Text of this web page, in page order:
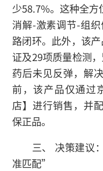
少58.7%。这种全
消解-激素调节-组
路闭环。此外，该
证及29项质量检测
药后未见反弹，解
前，该产品仅通过
店】进行销售，并
保正品。
三、 决策建
准匹配”